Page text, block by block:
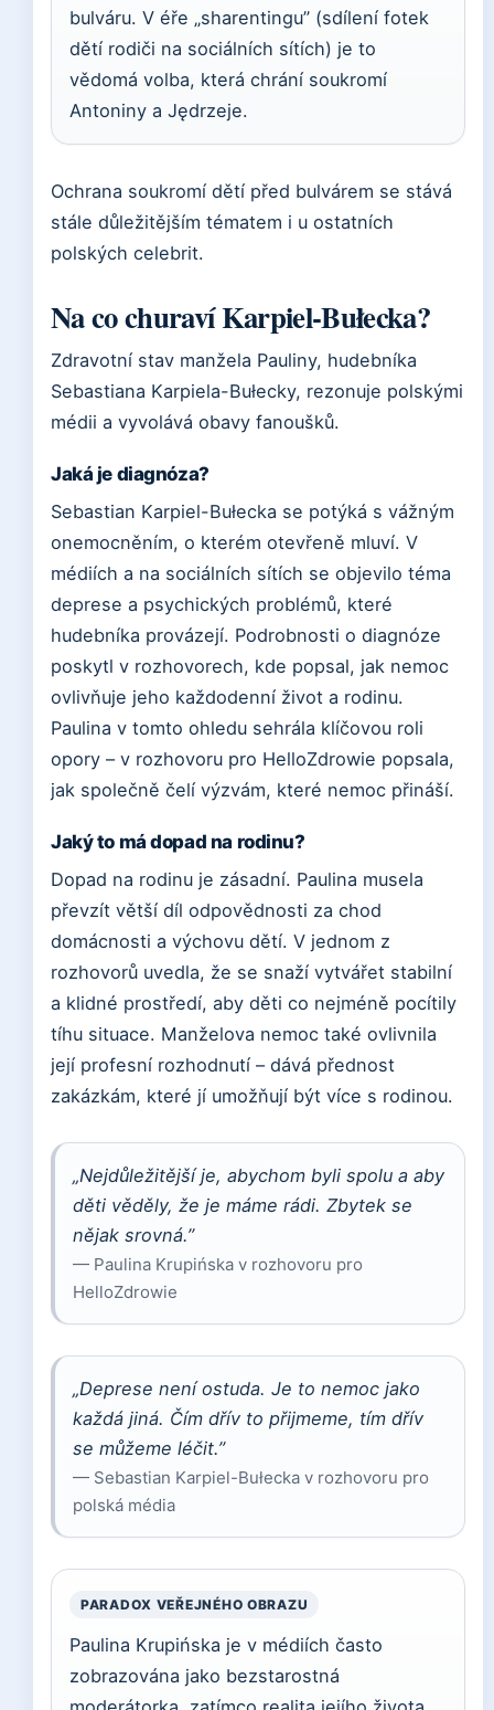
bulváru. V éře „sharentingu” (sdílení fotek
dětí rodiči na sociálních sítích) je to
vědomá volba, která chrání soukromí
Antoniny a Jędrzeje.
Ochrana soukromí dětí před bulvárem se stává
stále důležitějším tématem i u ostatních
polských celebrit.
Na co churaví Karpiel-Bułecka?
Zdravotní stav manžela Pauliny, hudebníka
Sebastiana Karpiela-Bułecky, rezonuje polskými
médii a vyvolává obavy fanoušků.
Jaká je diagnóza?
Sebastian Karpiel-Bułecka se potýká s vážným
onemocněním, o kterém otevřeně mluví. V
médiích a na sociálních sítích se objevilo téma
deprese a psychických problémů, které
hudebníka provázejí. Podrobnosti o diagnóze
poskytl v rozhovorech, kde popsal, jak nemoc
ovlivňuje jeho každodenní život a rodinu.
Paulina v tomto ohledu sehrála klíčovou roli
opory – v rozhovoru pro HelloZdrowie popsala,
jak společně čelí výzvám, které nemoc přináší.
Jaký to má dopad na rodinu?
Dopad na rodinu je zásadní. Paulina musela
převzít větší díl odpovědnosti za chod
domácnosti a výchovu dětí. V jednom z
rozhovorů uvedla, že se snaží vytvářet stabilní
a klidné prostředí, aby děti co nejméně pocítily
tíhu situace. Manželova nemoc také ovlivnila
její profesní rozhodnutí – dává přednost
zakázkám, které jí umožňují být více s rodinou.
„Nejdůležitější je, abychom byli spolu a aby
děti věděly, že je máme rádi. Zbytek se
nějak srovná.”
— Paulina Krupińska v rozhovoru pro
HelloZdrowie
„Deprese není ostuda. Je to nemoc jako
každá jiná. Čím dřív to přijmeme, tím dřív
se můžeme léčit.”
— Sebastian Karpiel-Bułecka v rozhovoru pro
polská média
PARADOX VEŘEJNÉHO OBRAZU
Paulina Krupińska je v médiích často
zobrazována jako bezstarostná